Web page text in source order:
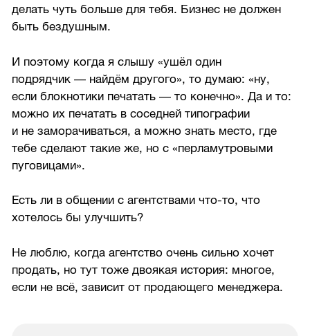
делать чуть больше для тебя. Бизнес не должен
быть бездушным.
И поэтому когда я слышу «ушёл один
подрядчик — найдём другого», то думаю: «ну,
если блокнотики печатать — то конечно». Да и то:
можно их печатать в соседней типографии
и не заморачиваться, а можно знать место, где
тебе сделают такие же, но с «перламутровыми
пуговицами».
Есть ли в общении с агентствами что-то, что
хотелось бы улучшить?
Не люблю, когда агентство очень сильно хочет
продать, но тут тоже двоякая история: многое,
если не всё, зависит от продающего менеджера.